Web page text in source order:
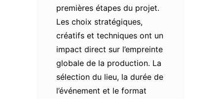
premières étapes du projet.
Les choix stratégiques,
créatifs et techniques ont un
impact direct sur l’empreinte
globale de la production. La
sélection du lieu, la durée de
l’événement et le format